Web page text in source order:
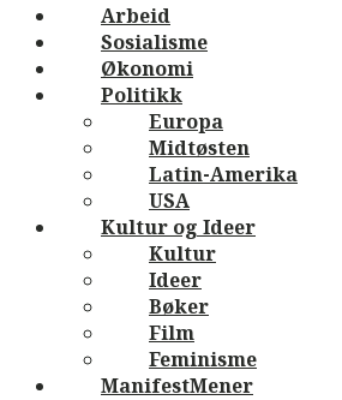
Arbeid
Sosialisme
Økonomi
Politikk
Europa
Midtøsten
Latin-Amerika
USA
Kultur og Ideer
Kultur
Ideer
Bøker
Film
Feminisme
ManifestMener